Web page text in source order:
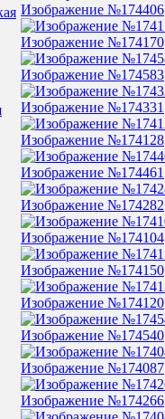
Изображение №174406
Изображение №174170
Изображение №174583
Изображение №174331
Изображение №174128
Изображение №174461
Изображение №174282
Изображение №174104
Изображение №174150
Изображение №174120
Изображение №174540
Изображение №174087
Изображение №174266